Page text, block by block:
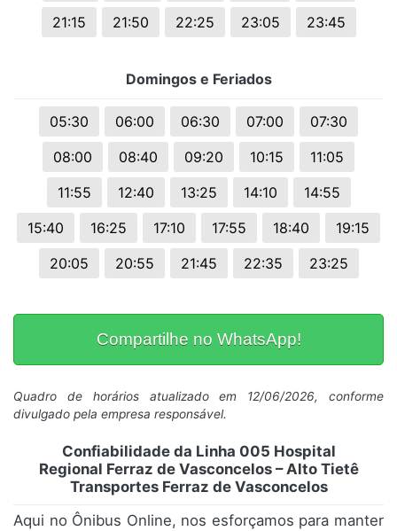
21:15
21:50 22:25 23:05 23:45
Domingos e Feriados
05:30 06:00 06:30 07:00
07:30
08:00
08:40 09:20 10:15
11:05
11:55
12:40 13:25 14:10
14:55
15:40
16:25 17:10 17:55 18:40
19:15
20:05
20:55 21:45 22:35 23:25
Compartilhe no WhatsApp!
Quadro de horários atualizado em 12/06/2026, conforme
divulgado pela empresa responsável.
Confiabilidade da Linha 005 Hospital
Regional Ferraz de Vasconcelos – Alto Tietê
Transportes Ferraz de Vasconcelos
Aqui no Ônibus Online, nos esforçamos para manter